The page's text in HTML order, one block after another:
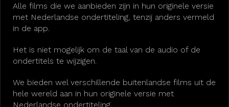
Alle films die we aanbieden zijn in hun originele versie
met Nederlandse ondertiteling, tenzij anders vermeld
in de app.
Het is niet mogelijk om de taal van de audio of de
ondertitels te wijzigen.
We bieden wel verschillende buitenlandse films uit de
hele wereld aan in hun originele versie met
Nederlandse ondertiteling.